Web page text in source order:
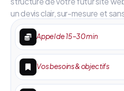
un devis clair, sur-mesure et
Appel de 15–30 min
Vos besoins & objectifs